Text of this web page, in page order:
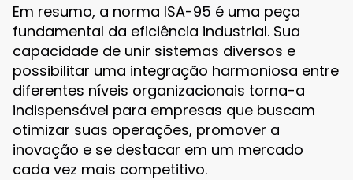
Em resumo, a norma ISA-95 é uma peça
fundamental da eficiência industrial. Sua
capacidade de unir sistemas diversos e
possibilitar uma integração harmoniosa entre
diferentes níveis organizacionais torna-a
indispensável para empresas que buscam
otimizar suas operações, promover a
inovação e se destacar em um mercado
cada vez mais competitivo.